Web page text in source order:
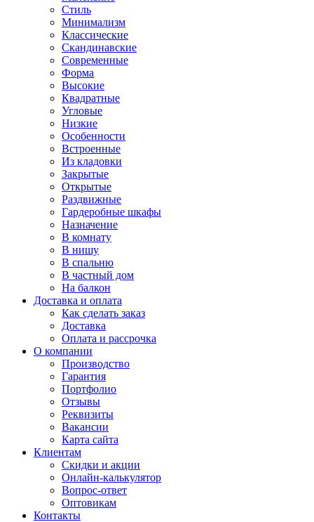
Стиль
Минимализм
Классические
Скандинавские
Современные
Форма
Высокие
Квадратные
Угловые
Низкие
Особенности
Встроенные
Из кладовки
Закрытые
Открытые
Раздвижные
Гардеробные шкафы
Назначение
В комнату
В нишу
В спальню
В частный дом
На балкон
Доставка и оплата
Как сделать заказ
Доставка
Оплата и рассрочка
О компании
Производство
Гарантия
Портфолио
Отзывы
Реквизиты
Вакансии
Карта сайта
Клиентам
Скидки и акции
Онлайн-калькулятор
Вопрос-ответ
Оптовикам
Контакты